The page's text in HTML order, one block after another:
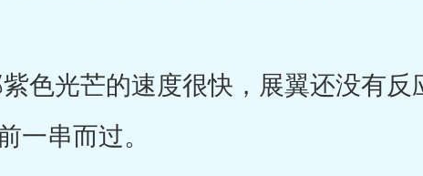
光芒的速度很快，展翼还没有反
一串而过。